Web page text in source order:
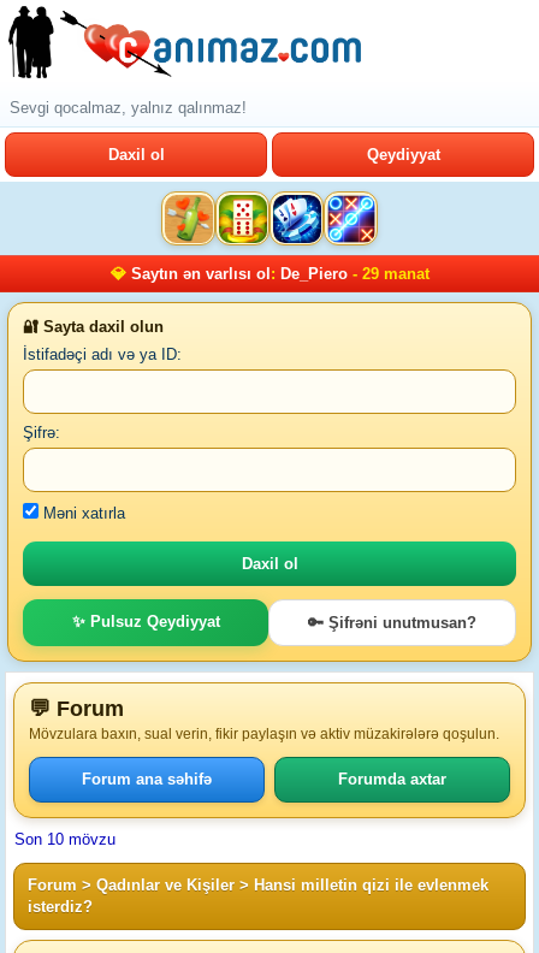
Sevgi qocalmaz, yalnız qalınmaz!
Daxil ol Qeydiyyat
💎 Saytın ən varlısı ol : De_Piero- 29 manat
🔐 Sayta daxil olun
İstifadəçi adı və ya ID:
Şifrə:
Məni xatırla
✨ Pulsuz Qeydiyyat 🔑 Şifrəni unutmusan?
💬 Forum
Mövzulara baxın, sual verin, fikir paylaşın və aktiv müzakirələrə qoşulun.
Forum ana səhifə Forumda axtar
Son 10 mövzu
Forum > Qadınlar ve Kişiler > Hansi milletin qizi ile evlenmek
isterdiz?